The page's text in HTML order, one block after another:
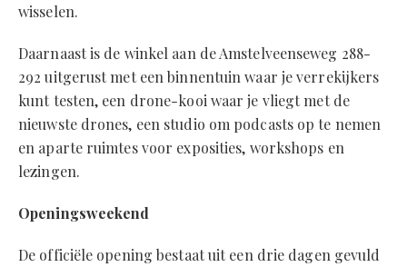
wisselen.
Daarnaast is de winkel aan de Amstelveenseweg 288-
292 uitgerust met een binnentuin waar je verrekijkers
kunt testen, een drone-kooi waar je vliegt met de
nieuwste drones, een studio om podcasts op te nemen
en aparte ruimtes voor exposities, workshops en
lezingen.
Openingsweekend
De officiële opening bestaat uit een drie dagen gevuld